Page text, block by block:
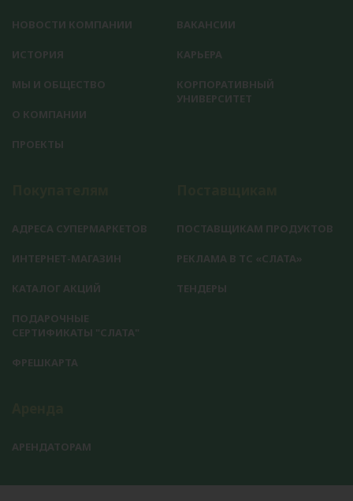
НОВОСТИ КОМПАНИИ
ИСТОРИЯ
МЫ И ОБЩЕСТВО
О КОМПАНИИ
ПРОЕКТЫ
ВАКАНСИИ
КАРЬЕРА
КОРПОРАТИВНЫЙ
УНИВЕРСИТЕТ
АДРЕСА СУПЕРМАРКЕТОВ
ИНТЕРНЕТ-МАГАЗИН
КАТАЛОГ АКЦИЙ
ПОДАРОЧНЫЕ
СЕРТИФИКАТЫ "СЛАТА"
ФРЕШКАРТА
ПОСТАВЩИКАМ ПРОДУКТОВ
РЕКЛАМА В ТС «СЛАТА»
ТЕНДЕРЫ
АРЕНДАТОРАМ